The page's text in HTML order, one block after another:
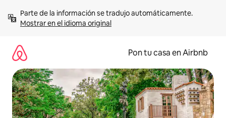
contenidoMostrar en el idioma original
Pon tu casa en Airbnb